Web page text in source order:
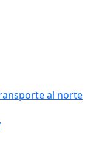
al norte